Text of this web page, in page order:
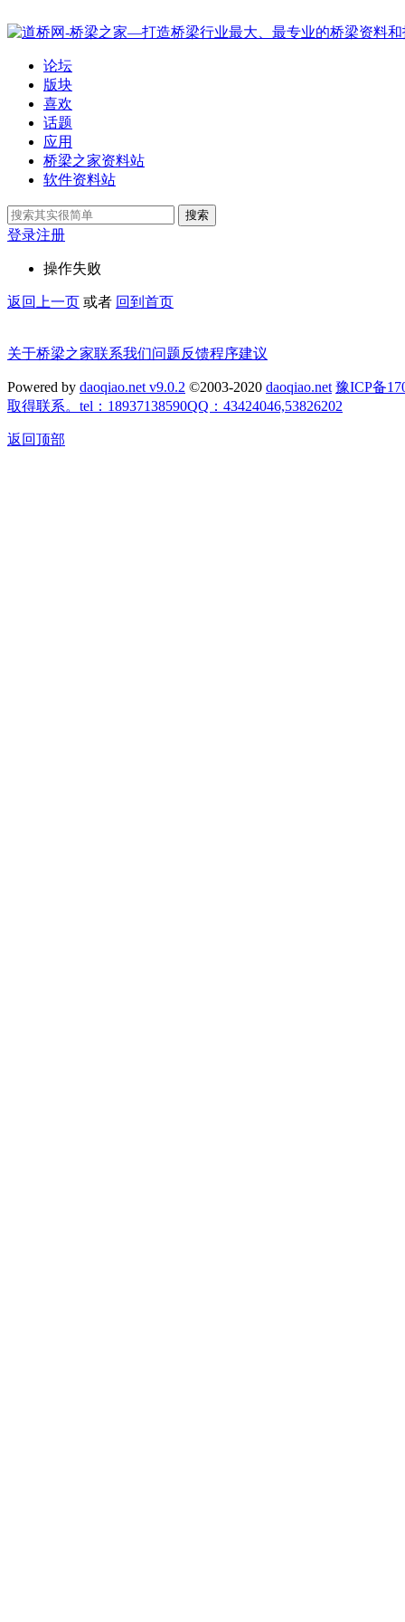
论坛
版块
喜欢
话题
应用
桥梁之家资料站
软件资料站
搜索
登录注册
操作失败
返回上一页 或者 回到首页
关于桥梁之家联系我们问题反馈程序建议
Powered by daoqiao.net v9.0.2 ©2003-2020 daoqiao.net 豫ICP备
取得联系。tel：18937138590QQ：43424046,53826202
返回顶部